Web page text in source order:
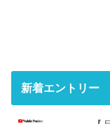
新着エントリー